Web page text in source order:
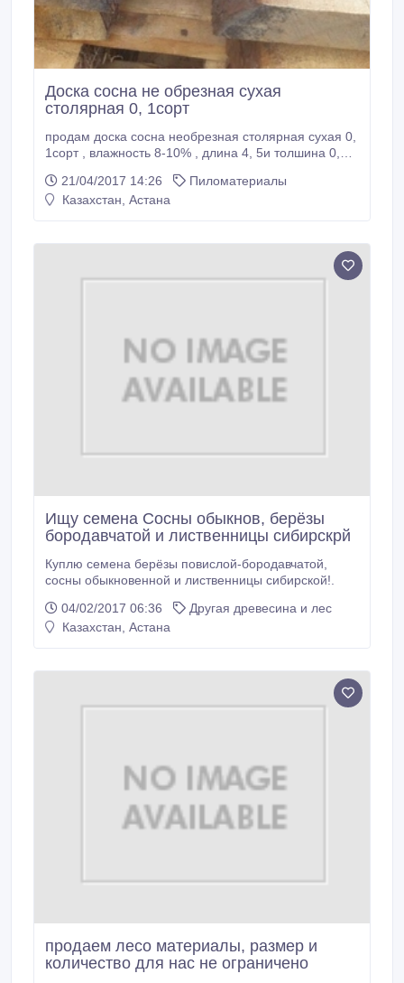
Доска сосна не обрезная сухая
столярная 0, 1сорт
продам доска сосна необрезная столярная сухая 0,
1сорт , влажность 8-10% , длина 4, 5и толшина 0,
деревянных лестниц и дверей .контакты 8777-585-
43-43 87015854343.
21/04/2017 14:26
Пиломатериалы
Казахстан, Астана
Ищу семена Сосны обыкнов, берёзы
бородавчатой и лиственницы сибирскрй
Куплю семена берёзы повислой-бородавчатой,
сосны обыкновенной и лиственницы сибирской!.
04/02/2017 06:36
Другая древесина и лес
Казахстан, Астана
продаем лесо материалы, размер и
количество для нас не ограничено